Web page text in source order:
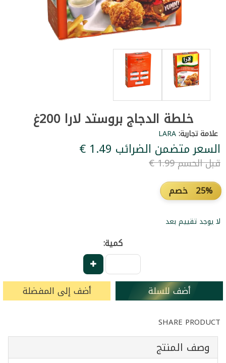
خلطة الدجاج بروستد لارا 200غ
علامة تجارية:LARA
السعر متضمن الضرائب ‏1.49 €
قبل الحسم ‏1.99 €
25% خصم
لا يوجد تقييم بعد
كمية:
أضف للسلة أضف إلى المفضلة
SHARE PRODUCT
وصف المنتج